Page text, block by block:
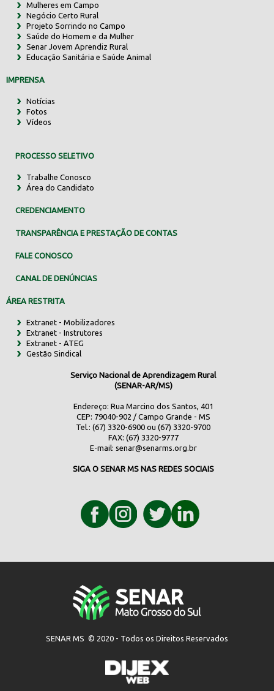
Mulheres em Campo
Negócio Certo Rural
Projeto Sorrindo no Campo
Saúde do Homem e da Mulher
Senar Jovem Aprendiz Rural
Educação Sanitária e Saúde Animal
IMPRENSA
Notícias
Fotos
Vídeos
PROCESSO SELETIVO
Trabalhe Conosco
Área do Candidato
CREDENCIAMENTO
TRANSPARÊNCIA E PRESTAÇÃO DE CONTAS
FALE CONOSCO
CANAL DE DENÚNCIAS
ÁREA RESTRITA
Extranet - Mobilizadores
Extranet - Instrutores
Extranet - ATEG
Gestão Sindical
Serviço Nacional de Aprendizagem Rural
(SENAR-AR/MS)
Endereço: Rua Marcino dos Santos, 401
CEP: 79040-902 / Campo Grande - MS
Tel.: (67) 3320-6900 ou (67) 3320-9700
FAX: (67) 3320-9777
E-mail: senar@senarms.org.br
SIGA O SENAR MS NAS REDES SOCIAIS
SENAR MS © 2020 - Todos os Direitos Reservados